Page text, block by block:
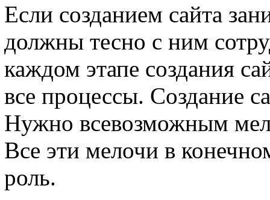
Если созданием сайта
должны тесно с ним
каждом этапе создания
все процессы. Создание
Нужно всевозможным
Все эти мелочи в
роль.